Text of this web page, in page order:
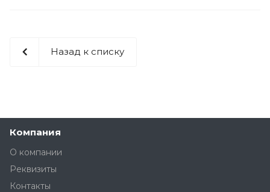
Назад к списку
Компания
О компании
Реквизиты
Контакты